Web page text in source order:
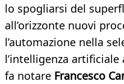
lo spogliarsi del
all’orizzonte nuovi
l’automazione nella
l’intelligenza artificiale
fa notare Francesco